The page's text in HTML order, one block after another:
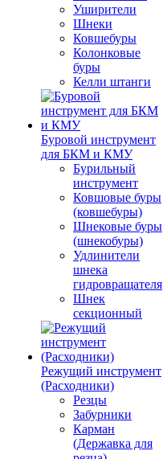
Уширители
Шнеки
Ковшебуры
Колонковые
буры
Келли штанги
Буровой инструмент
для БКМ и КМУ
Бурильный
инструмент
Ковшовые буры
(ковшебуры)
Шнековые буры
(шнекобуры)
Удлинители
шнека
гидровращателя
Шнек
секционный
Режущий инструмент
(Расходники)
Резцы
Забурники
Карман
(Державка для